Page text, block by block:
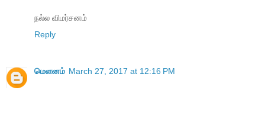
நல்ல விமர்சனம்
Reply
மெளனம் March 27, 2017 at 12:16 PM